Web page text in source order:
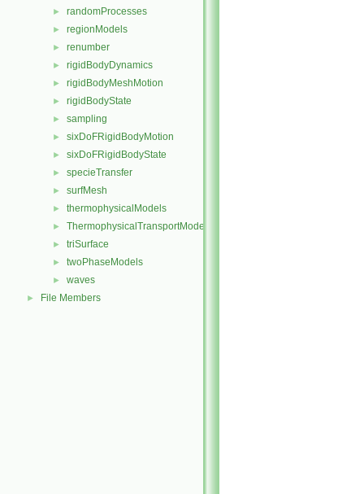
► randomProcesses
► regionModels
► renumber
► rigidBodyDynamics
► rigidBodyMeshMotion
► rigidBodyState
► sampling
► sixDoFRigidBodyMotion
► sixDoFRigidBodyState
► specieTransfer
► surfMesh
► thermophysicalModels
► ThermophysicalTransportModels
► triSurface
► twoPhaseModels
► waves
► File Members